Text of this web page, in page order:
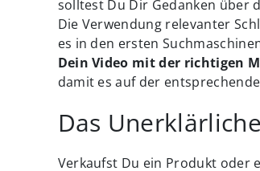
solltest Du Dir Gedanken über
Die Verwendung relevanter
es in den ersten
Dein Video mit der richtigen
damit es auf der
Das
Verkaufst Du ein Produkt oder